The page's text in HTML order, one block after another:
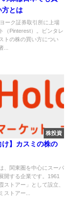
方とは
ーク証券取引所に上場
（Pinterest）。ピンタレ
トの株の買い方につい
...
株投資
け】カスミの株の
、関東圏を中心にスーパ
開する企業です。1961
ストアー」として設立、
ストアー...